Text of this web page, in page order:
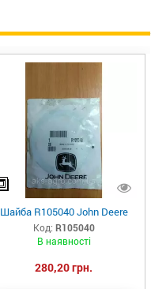
Шайба R105040 John Deere
Код: R105040
В наявності
280,20 грн.